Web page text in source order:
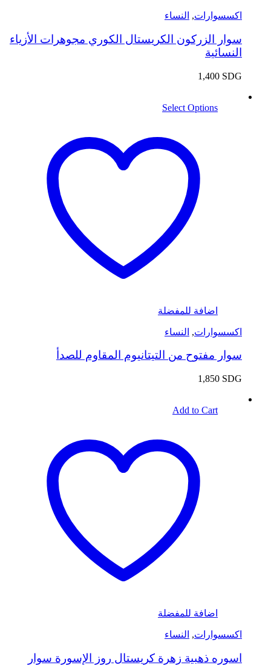
اكسسوارات, النساء
سوار الزركون الكريستال الكوري مجوهرات الأزياء
النسائية
1,400 SDG
Select Options
اضافة للمفضلة
اكسسوارات, النساء
سوار مفتوح من التيتانيوم المقاوم للصدأ
1,850 SDG
Add to Cart
اضافة للمفضلة
اكسسوارات, النساء
اسوره ذهبية زهرة كريستال روز الإسورة سوار